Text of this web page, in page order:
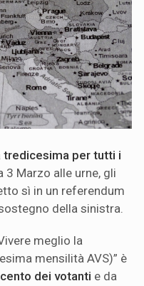
tredicesima per tutti i
3 Marzo alle urne, gli
sì in un referendum
della sinistra.
meglio la
mensilità AVS)” è
dei votanti e da